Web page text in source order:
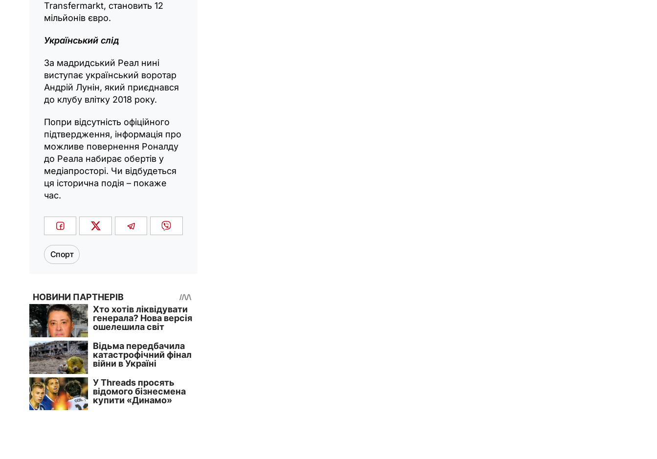
Transfermarkt, становить 12
мільйонів євро.
Український слід
За мадридський Реал нині
виступає український воротар
Андрій Лунін, який приєднався
до клубу влітку 2018 року.
Попри відсутність офіційного
підтвердження, інформація про
можливе повернення Роналду
до Реала набирає обертів у
медіапросторі. Чи відбудеться
ця історична подія – покаже
час.
Спорт